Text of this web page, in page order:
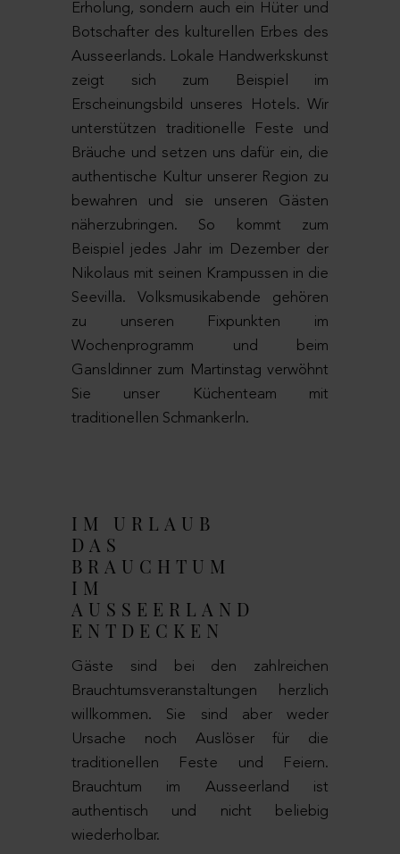
Erholung, sondern auch ein Hüter und
Botschafter des kulturellen Erbes des
Ausseerlands. Lokale Handwerkskunst
zeigt sich zum Beispiel im
Erscheinungsbild unseres Hotels. Wir
unterstützen traditionelle Feste und
Bräuche und setzen uns dafür ein, die
authentische Kultur unserer Region zu
bewahren und sie unseren Gästen
näherzubringen. So kommt zum
Beispiel jedes Jahr im Dezember der
Nikolaus mit seinen Krampussen in die
Seevilla. Volksmusikabende gehören
zu unseren Fixpunkten im
Wochenprogramm und beim
Gansldinner zum Martinstag verwöhnt
Sie unser Küchenteam mit
traditionellen Schmankerln.
IM URLAUB
DAS
BRAUCHTUM
IM
AUSSEERLAND
ENTDECKEN
Gäste sind bei den zahlreichen
Brauchtumsveranstaltungen herzlich
willkommen. Sie sind aber weder
Ursache noch Auslöser für die
traditionellen Feste und Feiern.
Brauchtum im Ausseerland ist
authentisch und nicht beliebig
wiederholbar.